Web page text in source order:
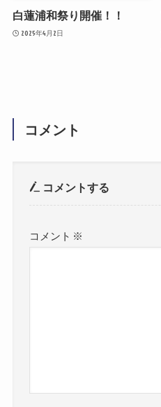
白蓮浦和祭り開催！！
2025年4月2日
コメント
コメントする
コメント ※